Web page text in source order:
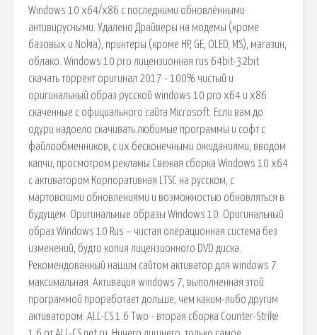
Windows 10 x64/x86 с последними обновлёнными
антивирусными. Удалено Драйверы на модемы (кроме
базовых и Nokia), принтеры (кроме HP, GE, OLED, MS), магазин,
облако. Windows 10 pro лицензионная rus 64bit-32bit
скачать торрент оригинал 2017 - 100% чистый и
оригинальный образ русской windows 10 pro x64 и x86
скаченные с официального сайта Microsoft. Если вам до
одури надоело скачивать любимые программы и софт с
файлообменников, с их бесконечными ожиданиями, вводом
капчи, просмотром рекламы Свежая сборка Windows 10 x64
с активатором Корпоративная LTSC на русском, с
мартовскими обновлениями и возможностью обновляться в
будущем. Оригинальные образы Windows 10. Оригинальный
образ Windows 10 Rus – чистая операционная система без
изменений, будто копия лицензионного DVD диска.
Рекомендованный нашим сайтом активатор для windows 7
максимальная. Активация windows 7, выполненная этой
программой проработает дольше, чем каким-либо другим
активатором. ALL-CS 1.6 Two - вторая сборка Counter-Strike